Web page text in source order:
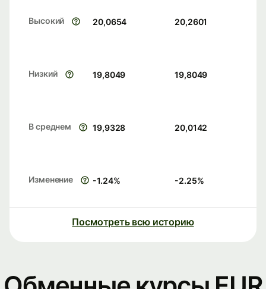
Высокий 20,0654 20,2601
Низкий 19,8049 19,8049
В среднем 19,9328 20,0142
Изменение -1.24% -2.25%
Посмотреть всю историю